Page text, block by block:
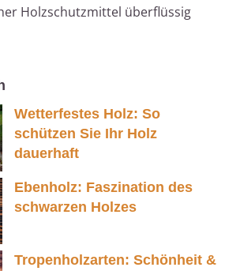
Holzschutzmittel überflüssig
Wetterfestes Holz: So
schützen Sie Ihr Holz
dauerhaft
Ebenholz: Faszination des
schwarzen Holzes
Tropenholzarten: Schönheit &